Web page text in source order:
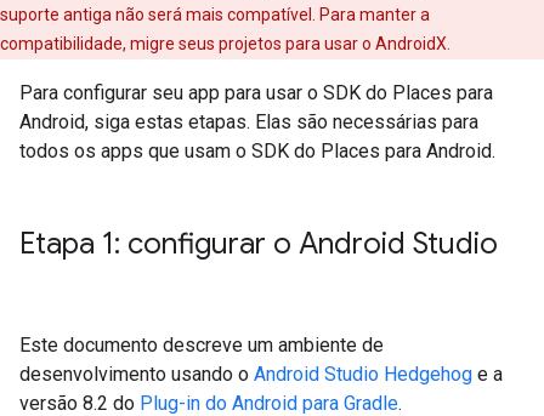
suporte antiga não será mais compatível. Para manter a
compatibilidade, migre seus projetos para usar o AndroidX.
Para configurar seu app para usar o SDK do Places para
Android, siga estas etapas. Elas são necessárias para
todos os apps que usam o SDK do Places para Android.
Etapa 1: configurar o Android Studio
Este documento descreve um ambiente de
desenvolvimento usando o Android Studio Hedgehog e a
versão 8.2 do Plug-in do Android para Gradle.